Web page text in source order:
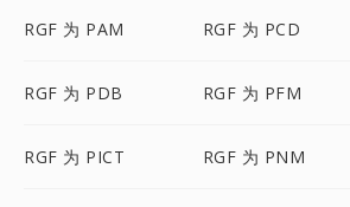
RGF 为 PAM RGF 为 PCD
RGF 为 PDB RGF 为 PFM
RGF 为 PICT RGF 为 PNM